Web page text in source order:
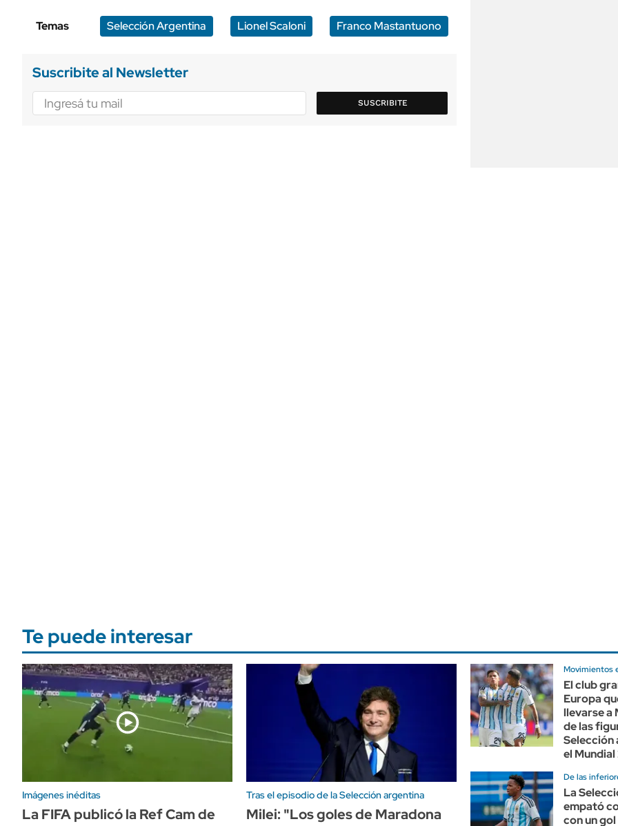
Temas Selección Argentina Lionel Scaloni Franco Mastantuono
Suscribite al Newsletter
SUSCRIBITE
Te puede interesar
Imágenes inéditas
La FIFA publicó la Ref Cam de
Tras el episodio de la Selección argentina
Milei: "Los goles de Maradona
Movimientos
El club
Europa
llevarse a
de las
Selección
el
De las
La
empató
con un